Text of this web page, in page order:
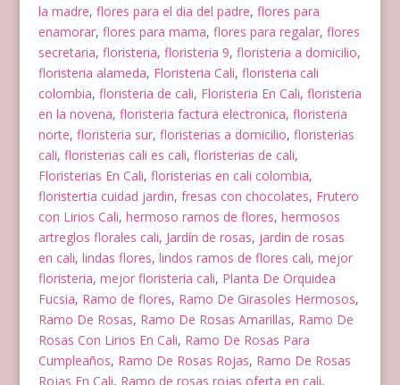
la madre, flores para el dia del padre, flores para
enamorar, flores para mama, flores para regalar, flores
secretaria, floristeria, floristeria 9, floristeria a domicilio,
floristeria alameda, Floristeria Cali, floristeria cali
colombia, floristeria de cali, Floristeria En Cali, floristeria
en la novena, floristeria factura electronica, floristeria
norte, floristeria sur, floristerias a domicilio, floristerias
cali, floristerias cali es cali, floristerias de cali,
Floristerias En Cali, floristerias en cali colombia,
floristertia cuidad jardin, fresas con chocolates, Frutero
con Lirios Cali, hermoso ramos de flores, hermosos
artreglos florales cali, Jardín de rosas, jardin de rosas
en cali, lindas flores, lindos ramos de flores cali, mejor
floristeria, mejor floristeria cali, Planta De Orquidea
Fucsia, Ramo de flores, Ramo De Girasoles Hermosos,
Ramo De Rosas, Ramo De Rosas Amarillas, Ramo De
Rosas Con Lirios En Cali, Ramo De Rosas Para
Cumpleaños, Ramo De Rosas Rojas, Ramo De Rosas
Rojas En Cali, Ramo de rosas rojas oferta en cali,